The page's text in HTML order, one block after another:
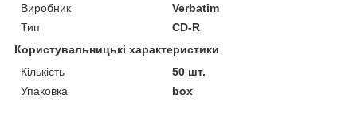
Виробник
Verbatim
Тип
CD-R
Користувальницькі характеристики
Кількість
50 шт.
Упаковка
box